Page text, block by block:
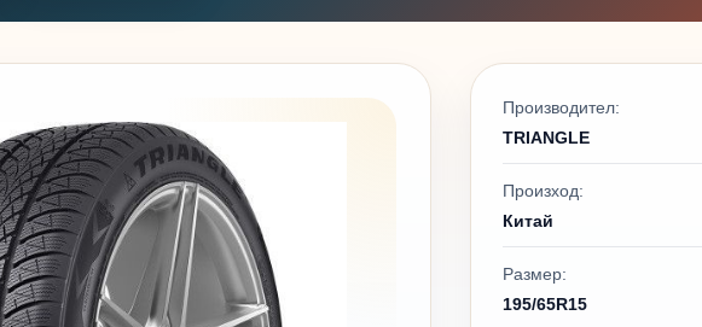
Производител:
TRIANGLE
Произход:
Китай
Размер:
195/65R15